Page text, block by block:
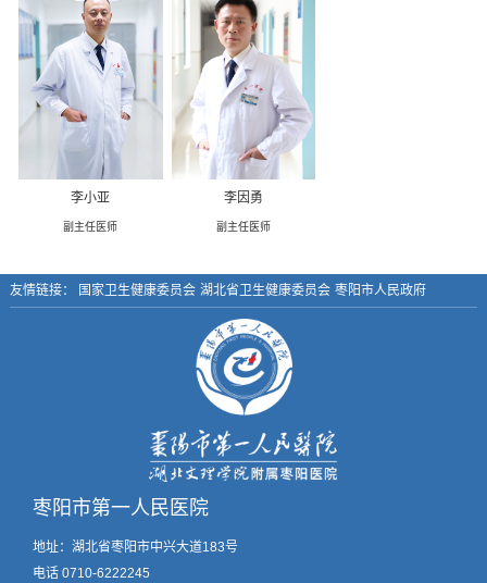
李小亚
副主任医师
李因勇
副主任医师
友情链接： 国家卫生健康委员会 湖北省卫生健康委员会 枣阳市人民政府
枣阳市第一人民医院
地址：湖北省枣阳市中兴大道183号
电话 0710-6222245